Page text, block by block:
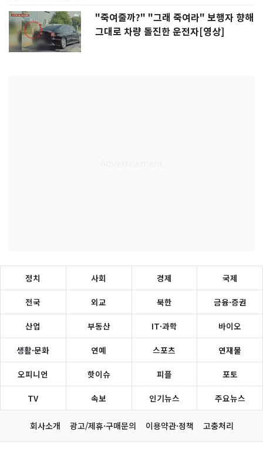
"죽여줄까?" "그래 죽여라" 보행자 향해
그대로 차량 돌진한 운전자[영상]
정치 사회 경제 국제
전국 외교 북한 금융·증권
산업 부동산 IT·과학 바이오
생활·문화 연예 스포츠 연재물
오피니언 핫이슈 피플 포토
TV 속보 인기뉴스 주요뉴스
회사소개 광고/제휴·구매문의 이용약관·정책 고충처리